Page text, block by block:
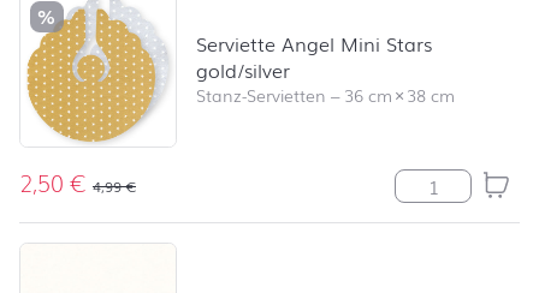
%
Serviette Angel Mini Stars
gold/silver
Stanz-Servietten –36 cm×38 cm
2,50€ 4,99€ Serviette